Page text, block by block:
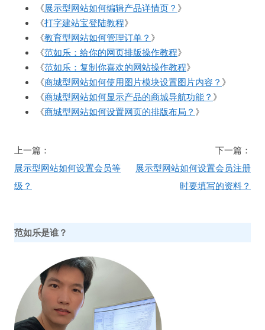
《展示型网站如何编辑产品详情页？ 》
《打字建站宝登陆教程》
《教育型网站如何管理订单？ 》
《范如乐：给你的网页排版操作教程》
《范如乐：复制你喜欢的网站操作教程》
《商城型网站如何使用图片模块设置图片内容？ 》
《商城型网站如何显示产品的商城导航功能？ 》
《商城型网站如何设置网页的排版布局？ 》
文
章
导
上一篇：
展示型网站如何设置会员等
级？
下一篇：
展示型网站如何设置会员注册
时要填写的资料？
范如乐是谁？